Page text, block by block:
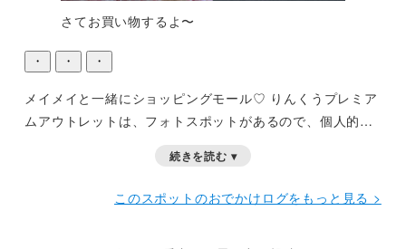
さてお買い物するよ〜
・ ・ ・
メイメイと一緒にショッピングモール♡ りんくうプレミア
ムアウトレットは、フォトスポットがあるので、個人的に
続きを読む ▾
このスポットのおでかけログをもっと見る >